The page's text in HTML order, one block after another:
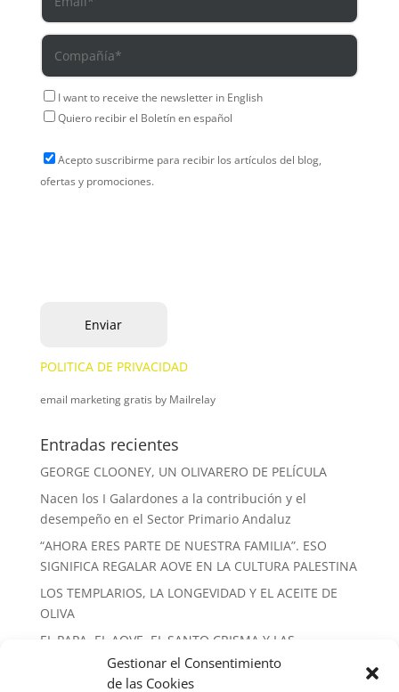
Gestionar el Consentimiento
de las Cookies
I want to receive the newsletter in English
Quiero recibir el Boletín en español
Acepto suscribirme para recibir los artículos del blog,
ofertas y promociones.
POLITICA DE PRIVACIDAD
email marketing gratis by Mailrelay
Entradas recientes
GEORGE CLOONEY, UN OLIVARERO DE PELÍCULA
Nacen los I Galardones a la contribución y el
desempeño en el Sector Primario Andaluz
“AHORA ERES PARTE DE NUESTRA FAMILIA”. ESO
SIGNIFICA REGALAR AOVE EN LA CULTURA PALESTINA
LOS TEMPLARIOS, LA LONGEVIDAD Y EL ACEITE DE
OLIVA
EL PAPA, EL AOVE, EL SANTO CRISMA Y LAS
ALMAZARAS